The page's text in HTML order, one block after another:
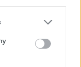
or more Google
You may click to
party tags to
in below Google
are marked